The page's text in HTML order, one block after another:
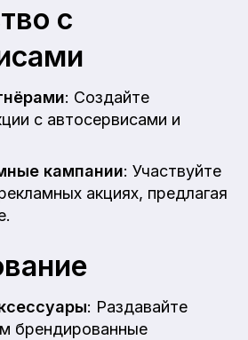
с
: Создайте
с автосервисами и
кампании: Участвуйте
акциях, предлагая
: Раздавайте
брендированные